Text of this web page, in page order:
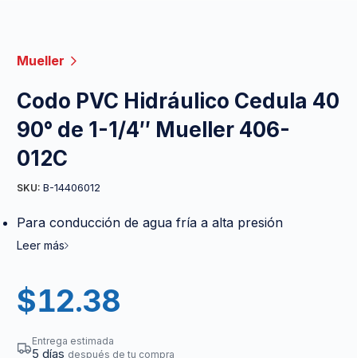
Mueller
Codo PVC Hidráulico Cedula 40
90° de 1-1/4″ Mueller 406-
012C
SKU: B-14406012
Para conducción de agua fría a alta presión
Leer más
$12.38
Entrega estimada
5 días después de tu compra